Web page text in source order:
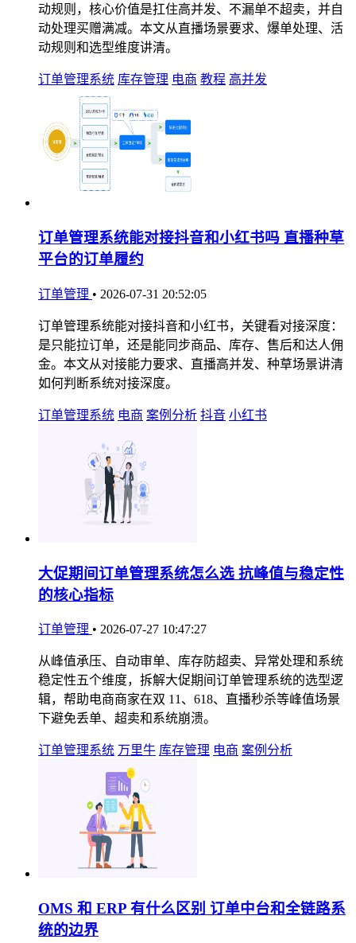
动规则，核心价值是扛住高并发、不漏单不超卖，并自
动处理买赠满减。本文从直播场景要求、爆单处理、活
动规则和选型维度讲清。
订单管理系统 库存管理 电商 教程 高并发
订单管理系统能对接抖音和小红书吗 直播种草
平台的订单履约
订单管理 • 2026-07-31 20:52:05
订单管理系统能对接抖音和小红书，关键看对接深度：
是只能拉订单，还是能同步商品、库存、售后和达人佣
金。本文从对接能力要求、直播高并发、种草场景讲清
如何判断系统对接深度。
订单管理系统 电商 案例分析 抖音 小红书
大促期间订单管理系统怎么选 抗峰值与稳定性
的核心指标
订单管理 • 2026-07-27 10:47:27
从峰值承压、自动审单、库存防超卖、异常处理和系统
稳定性五个维度，拆解大促期间订单管理系统的选型逻
辑，帮助电商商家在双 11、618、直播秒杀等峰值场景
下避免丢单、超卖和系统崩溃。
订单管理系统 万里牛 库存管理 电商 案例分析
OMS 和 ERP 有什么区别 订单中台和全链路系
统的边界